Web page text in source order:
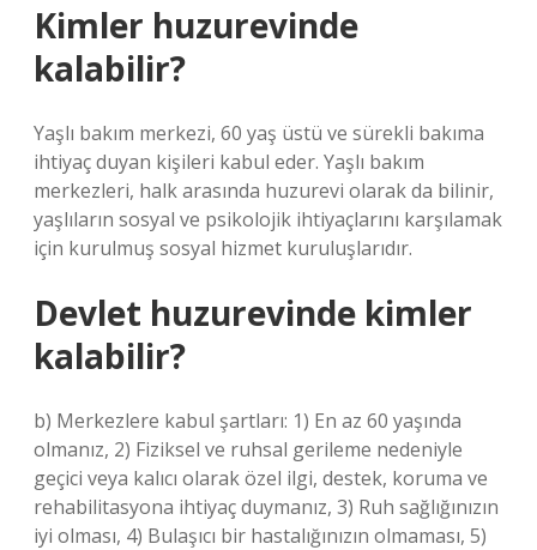
Kimler huzurevinde
kalabilir?
Yaşlı bakım merkezi, 60 yaş üstü ve sürekli bakıma
ihtiyaç duyan kişileri kabul eder. Yaşlı bakım
merkezleri, halk arasında huzurevi olarak da bilinir,
yaşlıların sosyal ve psikolojik ihtiyaçlarını karşılamak
için kurulmuş sosyal hizmet kuruluşlarıdır.
Devlet huzurevinde kimler
kalabilir?
b) Merkezlere kabul şartları: 1) En az 60 yaşında
olmanız, 2) Fiziksel ve ruhsal gerileme nedeniyle
geçici veya kalıcı olarak özel ilgi, destek, koruma ve
rehabilitasyona ihtiyaç duymanız, 3) Ruh sağlığınızın
iyi olması, 4) Bulaşıcı bir hastalığınızın olmaması, 5)